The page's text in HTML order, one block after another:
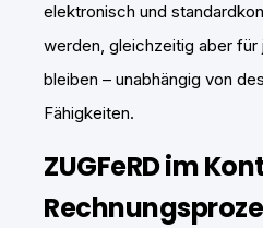
elektronisch und
werden, gleichzeitig aber
bleiben – unabhängig von
Fähigkeiten.
ZUGFeRD im